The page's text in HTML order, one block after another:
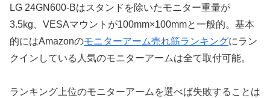
LG 24GN600-Bはスタンドを除いたモニター重量が
3.5kg、VESAマウントが100mm×100mmと一般的。基本
的にはAmazonのモニターアーム売れ筋ランキングにラン
クインしている人気のモニターアームは全て取付可能。
ランキング上位のモニターアームを選べば失敗することは